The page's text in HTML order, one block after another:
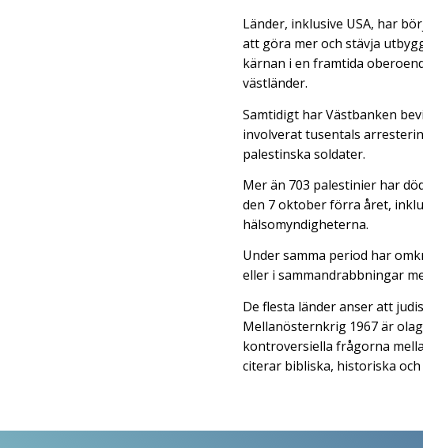
Länder, inklusive USA, har
att göra mer och stävja
kärnan i en framtida
västländer.
Samtidigt har Västbanken
involverat tusentals
palestinska soldater.
Mer än 703 palestinier har
den 7 oktober förra året,
hälsomyndigheterna.
Under samma period har
eller i sammandrabbningar
De flesta länder anser att
Mellanösternkrig 1967 är
kontroversiella frågorna
citerar bibliska, historiska